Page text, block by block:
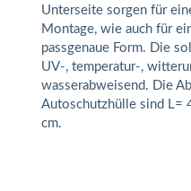
Unterseite sorgen für
Montage, wie auch für
passgenaue Form. Die
UV-, temperatur-,
wasserabweisend. Die
Autoschutzhülle sind L=
cm.